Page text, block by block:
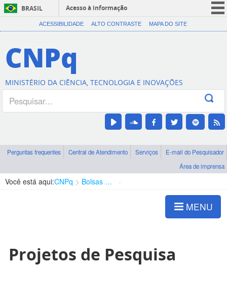
BRASIL
Acesso à informação
CORONAVÍRUS (COVID-19)
Canais
ACESSIBILIDADE ALTO CONTRASTE MAPA DO SITE
CNPq
MINISTÉRIO DA CIÊNCIA, TECNOLOGIA E INOVAÇÕES
Perguntas frequentes Central de Atendimento Serviços
E-mail do Pesquisador
Área de imprensa
Você está aqui:CNPq Bolsas e Auxílios Vigentes
MENU
Projetos de Pesquisa